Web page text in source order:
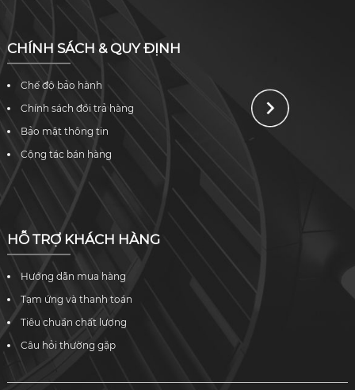
CHÍNH SÁCH & QUY ĐỊNH
Chế độ bảo hành
Chính sách đổi trả hàng
Bảo mật thông tin
Cộng tác bán hàng
HỖ TRỢ KHÁCH HÀNG
Hướng dẫn mua hàng
Tạm ứng và thanh toán
Tiêu chuẩn chất lượng
Câu hỏi thường gặp